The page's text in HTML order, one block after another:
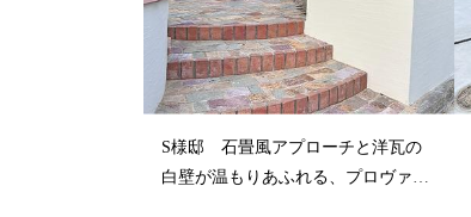
S様邸 石畳風アプローチと洋瓦の
白壁が温もりあふれる、プロヴァン